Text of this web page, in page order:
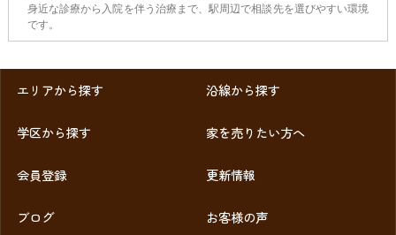
身近な診療から入院を伴う治療まで、駅周辺で相談先を選びやすい環境
です。
エリアから探す 沿線から探す
学区から探す 家を売りたい方へ
会員登録 更新情報
ブログ お客様の声